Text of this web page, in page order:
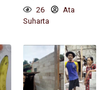
26
Ata
Suharta